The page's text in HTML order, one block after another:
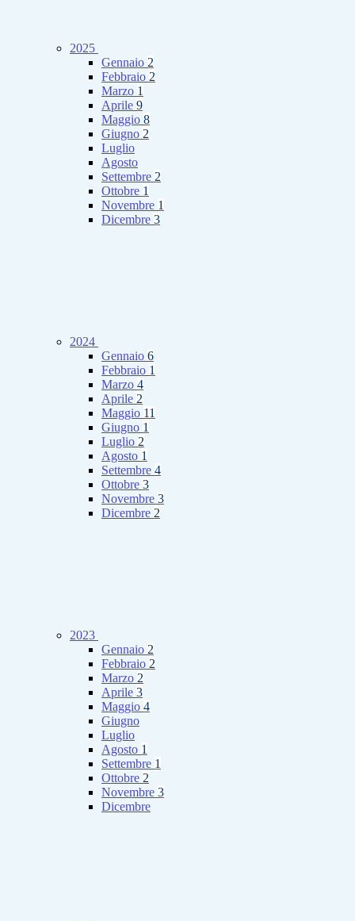
2025
Gennaio 2
Febbraio 2
Marzo 1
Aprile 9
Maggio 8
Giugno 2
Luglio
Agosto
Settembre 2
Ottobre 1
Novembre 1
Dicembre 3
2024
Gennaio 6
Febbraio 1
Marzo 4
Aprile 2
Maggio 11
Giugno 1
Luglio 2
Agosto 1
Settembre 4
Ottobre 3
Novembre 3
Dicembre 2
2023
Gennaio 2
Febbraio 2
Marzo 2
Aprile 3
Maggio 4
Giugno
Luglio
Agosto 1
Settembre 1
Ottobre 2
Novembre 3
Dicembre